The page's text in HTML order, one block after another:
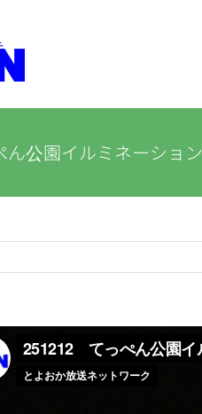
ん公園イルミネーション